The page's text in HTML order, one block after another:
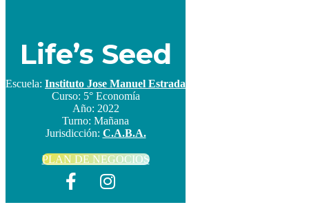
Life’s Seed
Escuela: Instituto Jose Manuel Estrada
Curso: 5° Economía
Año: 2022
Turno: Mañana
Jurisdicción: C.A.B.A.
PLAN DE NEGOCIOS